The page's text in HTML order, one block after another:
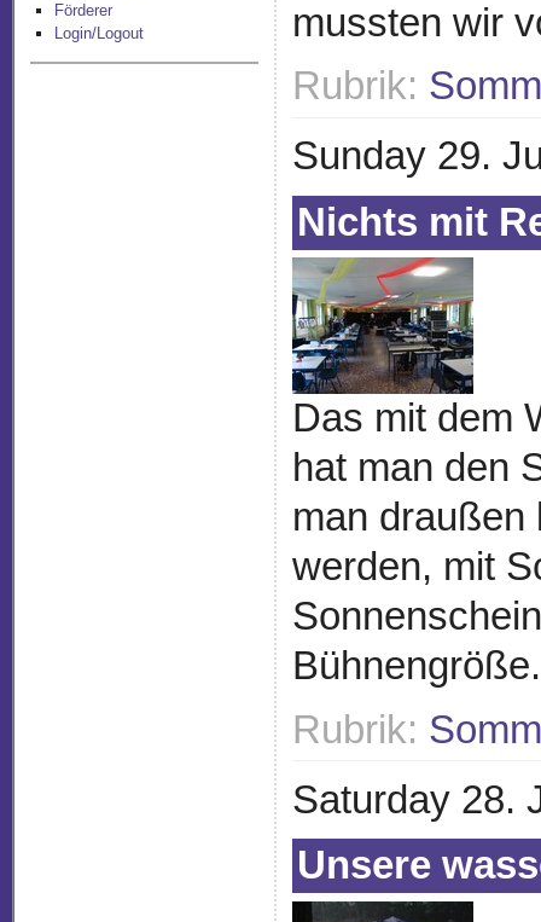
Förderer
Login/Logout
mussten wir
Rubrik:
Sunday 29.
Nichts mit
Das mit dem
hat man den
man draußen
werden, mit
Rubrik:
Saturday 28.
Unsere